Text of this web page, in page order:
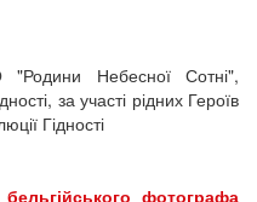
Небесної Сотні",
за участі рідних Героїв
Гідності
фотографа